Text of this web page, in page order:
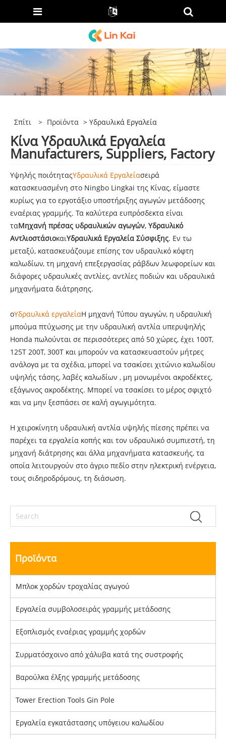
Σπίτι > Προϊόντα > Υδραυλικά Εργαλεία
Κίνα Υδραυλικά Εργαλεία
Manufacturers, Suppliers, Factory
Υψηλής ποιότηταςΥδραυλικά Εργαλείασειρά
κατασκευασμένη στο Ningbo Lingkai της Κίνας, είμαστε
κυρίως για το εργοτάξιο υποστήριξης αγωγών μετάδοσης
εναέριας γραμμής. Τα καλύτερα ευπρόσδεκτα είναι
ταΜηχανή πρέσας υδραυλικών αγωγών, Υδραυλικό
ΑντλιοστάσιοκαιΥδραυλικά Εργαλεία Σύσφιξης. Εν τω
μεταξύ, κατασκευάζουμε επίσης τον υδραυλικό κόφτη
καλωδίων, τη μηχανή επεξεργασίας ράβδων λεωφορείων και
διάφορες υδραυλικές αντλίες, αντλίες ποδιών και υδραυλικά
μηχανήματα διάτρησης.
οΥδραυλικά εργαλείαΗ μηχανή Τύπου αγωγών, η υδραυλική
μπούμα πτύχωσης με την υδραυλική αντλία υπερυψηλής
Honda πωλούνται σε περισσότερες από 50 χώρες, έχει 100T,
125T 200T, 300T και μπορούν να κατασκευαστούν μήτρες
ανάλογα με τα σχέδια, μπορεί να τσακίσει χιτώνιο καλωδίου
υψηλής τάσης, λαβές καλωδίων , μη μονωμένοι ακροδέκτες,
εξάγωνος ακροδέκτης. Μπορεί να τσακίσει το μέρος σφιχτό
και να μην ξεσπάσει σε καλή αγωγιμότητα.
Η χειροκίνητη υδραυλική αντλία υψηλής πίεσης πρέπει να
παρέχει τα εργαλεία κοπής και τον υδραυλικό συμπιεστή, τη
μηχανή διάτρησης και άλλα μηχανήματα κατασκευής, τα
οποία λειτουργούν στο άγριο πεδίο στην ηλεκτρική ενέργεια,
τους σιδηροδρόμους, τη διάσωση.
Προϊόντα
Μπλοκ χορδών τροχαλίας αγωγού
Εργαλεία συμβολοσειράς γραμμής μετάδοσης
Εξοπλισμός εναέριας γραμμής χορδών
Συρματόσχοινο από χάλυβα κατά της συστροφής
Βαρούλκα έλξης γραμμής μετάδοσης
Tower Erection Tools Gin Pole
Εργαλεία εγκατάστασης υπόγειου καλωδίου